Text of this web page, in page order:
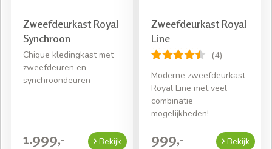
Zweefdeurkast Royal
Synchroon
Chique kledingkast met
zweefdeuren en
synchroondeuren
1.999,- Bekijk
Zweefdeurkast Royal
Line
(4)
Moderne zweefdeurkast
Royal Line met veel
combinatie
mogelijkheden!
999,- Bekijk